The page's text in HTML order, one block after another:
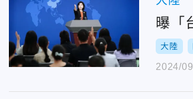
曝「
大陸
2024/